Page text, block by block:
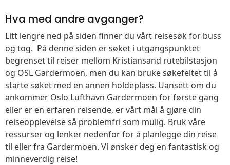
Hva med andre avganger?
Litt lengre ned på siden finner du vårt reisesøk for buss
og tog. På denne siden er søket i utgangspunktet
begrenset til reiser mellom Kristiansand rutebilstasjon
og OSL Gardermoen, men du kan bruke søkefeltet til å
starte søket med en annen holdeplass. Uansett om du
ankommer Oslo Lufthavn Gardermoen for første gang
eller er en erfaren reisende, er vårt mål å gjøre din
reiseopplevelse så problemfri som mulig. Bruk våre
ressurser og lenker nedenfor for å planlegge din reise
til eller fra Gardermoen. Vi ønsker deg en fantastisk og
minneverdig reise!